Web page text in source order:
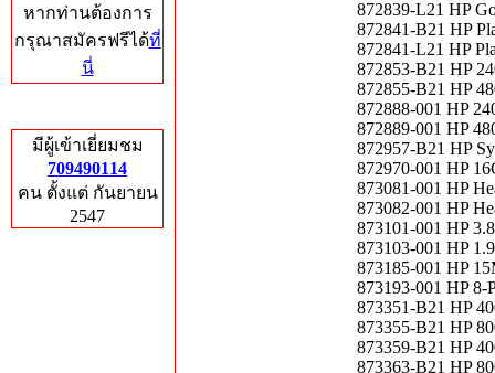
หากท่านต้องการ
กรุณาสมัครฟรีได้ที่
นี่
มีผู้เข้าเยี่ยมชม
709490114
คน ตั้งแต่ กันยายน
2547
872839-L21 HP
872841-B21 HP
872841-L21 HP
872853-B21 HP
872855-B21 HP
872888-001 HP
872889-001 HP
872957-B21 HP
872970-001 HP
873081-001 HP
873082-001 HP
873101-001 HP
873103-001 HP
873185-001 HP
873193-001 HP
873351-B21 HP
873355-B21 HP
873359-B21 HP
873363-B21 HP